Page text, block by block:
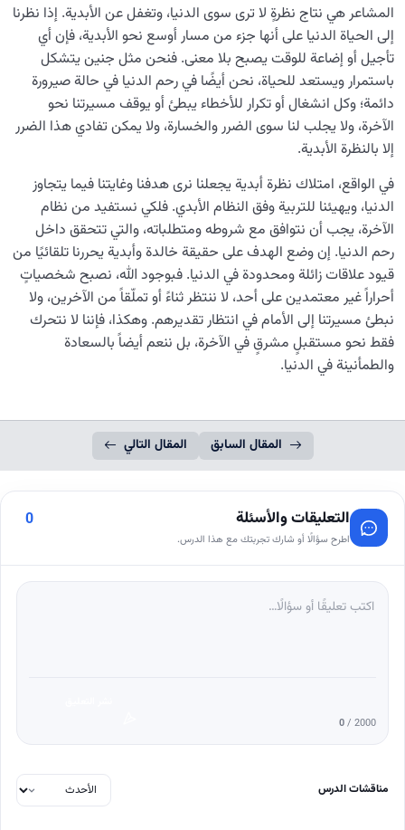
المشاعر هي نتاج نظرةٍ لا ترى سوى الدنيا، وتغفل عن الأبدية. إذا نظرنا
إلى الحياة الدنيا على أنها جزء من مسار أوسع نحو الأبدية، فإن أي
تأجيل أو إضاعة للوقت يصبح بلا معنى. فنحن مثل جنين يتشكل
باستمرار ويستعد للحياة، نحن أيضًا في رحم الدنيا في حالة صيرورة
دائمة؛ وكل انشغال أو تكرار للأخطاء يبطئ أو يوقف مسيرتنا نحو
الآخرة، ولا يجلب لنا سوى الضرر والخسارة، ولا يمكن تفادي هذا الضرر
إلا بالنظرة الأبدية.
في الواقع، امتلاك نظرة أبدية يجعلنا نرى هدفنا وغايتنا فيما يتجاوز
الدنيا، ويهيئنا للتربية وفق النظام الأبدي. فلكي نستفيد من نظام
الآخرة، يجب أن نتوافق مع شروطه ومتطلباته، والتي تتحقق داخل
رحم الدنيا. إن وضع الهدف على حقيقة خالدة وأبدية يحررنا تلقائيًا من
قيود علاقات زائلة ومحدودة في الدنيا. فبوجود الله، نصبح شخصياتٍ
أحراراً غير معتمدين على أحد، لا ننتظر ثناءً أو تملّقاً من الآخرين، ولا
نبطئ مسيرتنا إلى الأمام في انتظار تقديرهم. وهكذا، فإننا لا نتحرك
فقط نحو مستقبلٍ مشرقٍ في الآخرة، بل ننعم أيضاً بالسعادة
والطمأنينة في الدنيا.
المقال السابق المقال التالي
التعليقات والأسئلة
اطرح سؤالًا أو شارك تجربتك مع هذا الدرس.
0
0/ 2000
مناقشات الدرس